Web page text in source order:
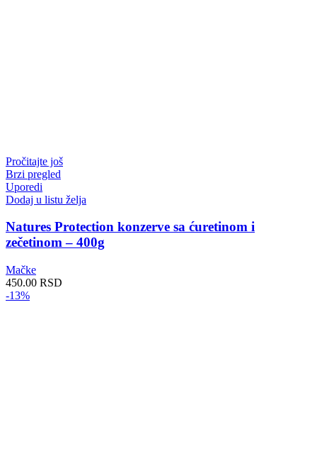
Pročitajte još
Brzi pregled
Uporedi
Dodaj u listu želja
Natures Protection konzerve sa ćuretinom i
zečetinom – 400g
Mačke
450.00 RSD
-13%